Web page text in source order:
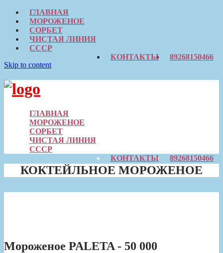
ГЛАВНАЯ
МОРОЖЕНОЕ
СОРБЕТ
ЧИСТАЯ ЛИНИЯ
СССР
89268150466
КОНТАКТЫ
Skip to content
ГЛАВНАЯ
МОРОЖЕНОЕ
СОРБЕТ
ЧИСТАЯ ЛИНИЯ
СССР
89268150466
КОНТАКТЫ
КОКТЕЙЛЬНОЕ МОРОЖЕНОЕ
Мороженое PALETA - 50 000